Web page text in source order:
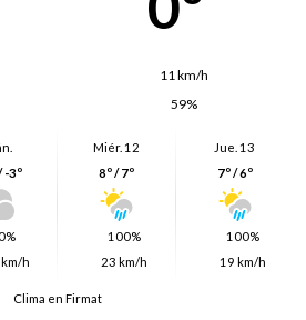
11 km/h
59%
-3º
0%
h
Miér. 12
8º / 7º
100%
23 km/h
Jue. 13
7º / 6º
100%
19 km/h
Clima en Firmat